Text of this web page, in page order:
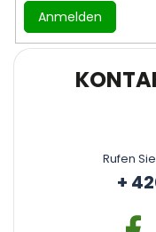
Anmelden
Rufen
+